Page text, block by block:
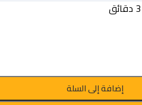
إضافة إلى السلة